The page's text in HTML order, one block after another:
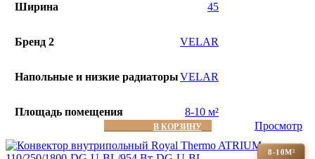
Ширина 45
Бренд 2 VELAR
Напольные и низкие радиаторыVELAR
Площадь помещения 8-10 м²
В КОРЗИНУ Просмотр
8-10М²